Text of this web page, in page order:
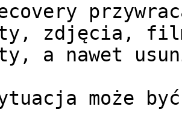
zdjęcia,
a nawet
może